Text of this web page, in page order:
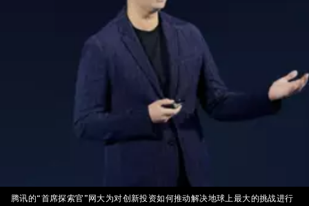
腾讯的“首席探索官”网大为对创新投资如何推动解决地球上最大的挑战进行